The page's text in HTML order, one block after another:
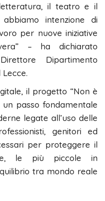
il teatro e il
intenzione di
per nuove iniziative
– ha dichiarato
Dipartimento
il progetto “Non è
passo fondamentale
legate all’uso delle
genitori ed
per proteggere il
le più piccole in
tra mondo reale